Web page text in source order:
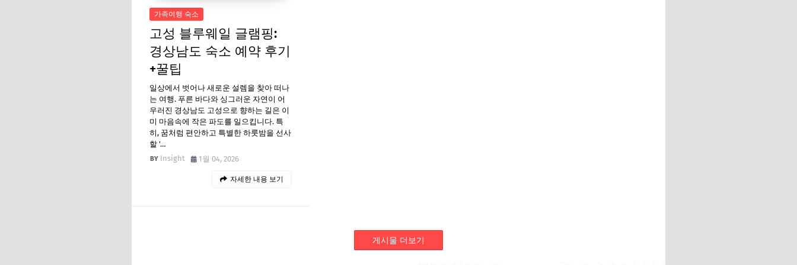
가족여행 숙소
고성 블루웨일 글램핑:
경상남도 숙소 예약 후기
+꿀팁
일상에서 벗어나 새로운 설렘을 찾아 떠나
는 여행. 푸른 바다와 싱그러운 자연이 어
우러진 경상남도 고성으로 향하는 길은 이
미 마음속에 작은 파도를 일으킵니다. 특
히, 꿈처럼 편안하고 특별한 하룻밤을 선사
할 '…
Insight
1월 04, 2026
자세한 내용 보기
게시물 더보기